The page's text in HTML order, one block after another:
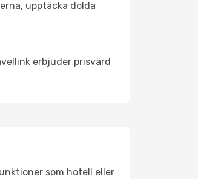
upptäcka dolda
erbjuder prisvärd
som hotell eller